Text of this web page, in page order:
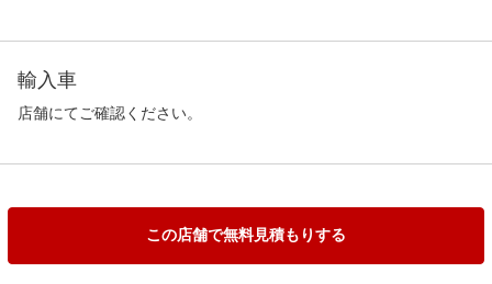
輸入車
店舗にてご確認ください。
この店舗で無料見積もりする